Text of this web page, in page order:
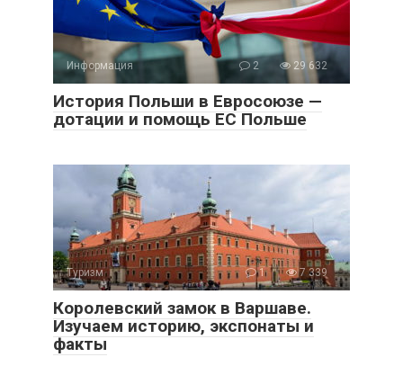
Информация 2 29 632
История Польши в Евросоюзе —
дотации и помощь ЕС Польше
Туризм 1 7 339
Королевский замок в Варшаве.
Изучаем историю, экспонаты и
факты